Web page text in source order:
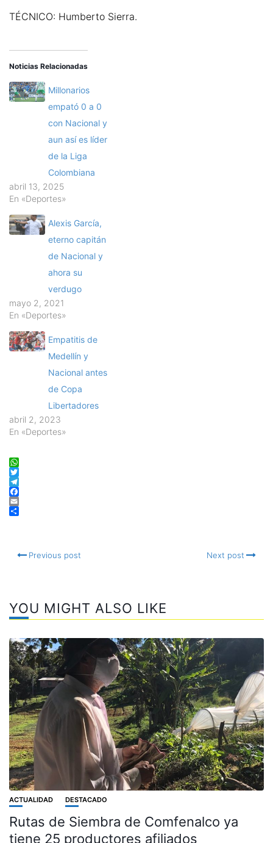
TÉCNICO: Humberto Sierra.
Noticias Relacionadas
Millonarios
empató 0 a 0
con Nacional y
aun así es líder
de la Liga
Colombiana
abril 13, 2025
En «Deportes»
Alexis García,
eterno capitán
de Nacional y
ahora su
verdugo
mayo 2, 2021
En «Deportes»
Empatitis de
Medellín y
Nacional antes
de Copa
Libertadores
abril 2, 2023
En «Deportes»
WhatsApp
Twitter
Telegram
Facebook
Email
Previous post Next post
YOU MIGHT ALSO LIKE
ACTUALIDAD DESTACADO
Rutas de Siembra de Comfenalco ya
tiene 25 productores afiliados